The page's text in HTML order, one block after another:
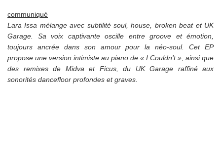
communiqué
Lara Issa mélange avec subtilité soul, house, broken beat et UK
Garage. Sa voix captivante oscille entre groove et émotion,
toujours ancrée dans son amour pour la néo-soul. Cet EP
propose une version intimiste au piano de « I Couldn’t », ainsi que
des remixes de Midva et Ficus, du UK Garage raffiné aux
sonorités dancefloor profondes et graves.